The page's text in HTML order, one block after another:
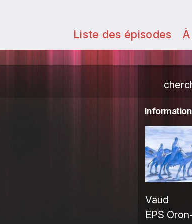
Liste des épisodes
Vaud
EPS